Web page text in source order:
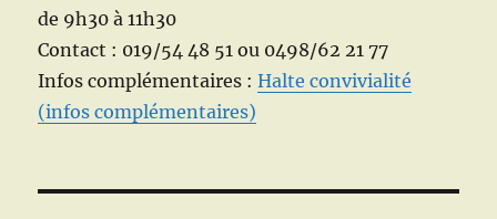
de 9h30 à 11h30
Contact : 019/54 48 51 ou 0498/62 21 77
Infos complémentaires :Halte convivialité
(infos complémentaires)